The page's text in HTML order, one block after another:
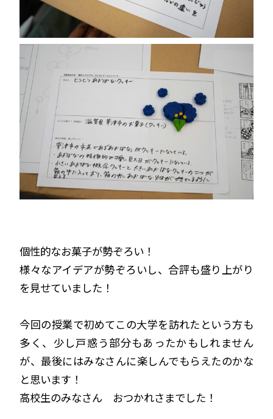
個性的なお菓子が勢ぞろい！
様々なアイデアが勢ぞろいし、合評も盛り上がり
を見せていました！
今回の授業で初めてこの大学を訪れたという方も
多く、少し戸惑う部分もあったかもしれません
が、最後にはみなさんに楽しんでもらえたのかな
と思います！
高校生のみなさん おつかれさまでした！